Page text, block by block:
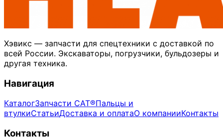
Хэвикс — запчасти для спецтехники с доставкой по
всей России. Экскаваторы, погрузчики, бульдозеры и
другая техника.
Навигация
КаталогЗапчасти CAT®Пальцы и
втулкиСтатьиДоставка и оплатаО компанииКонтакты
Контакты